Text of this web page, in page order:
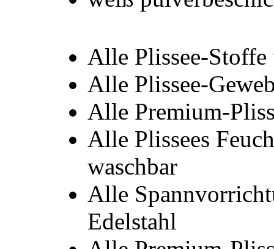
Alle Plissee-Stoffe
Alle Plissee-
Alle Premium-
Alle Plissees
waschbar
Alle
Edelstahl